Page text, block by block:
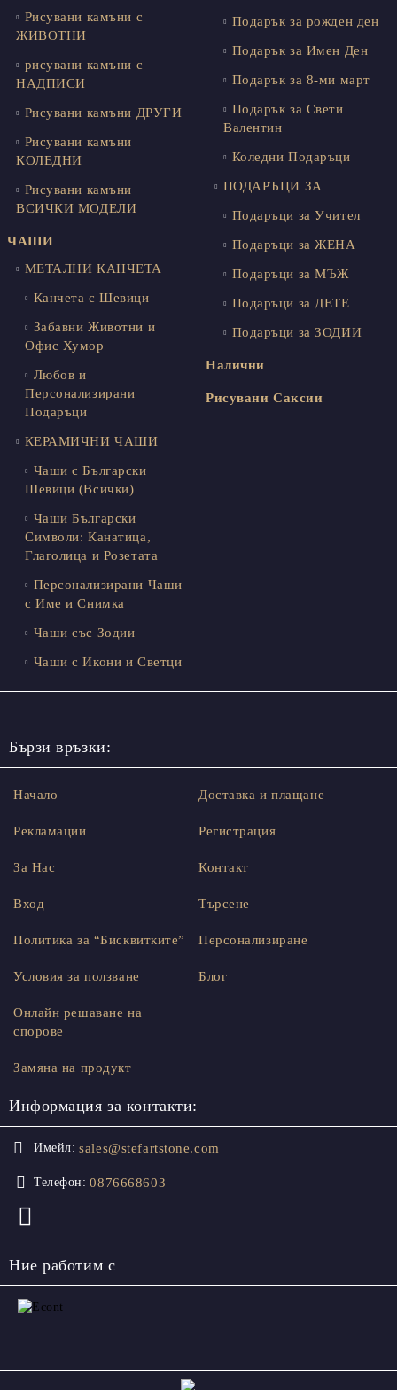
Рисувани камъни с
ЖИВОТНИ
рисувани камъни с
НАДПИСИ
Рисувани камъни ДРУГИ
Рисувани камъни
КОЛЕДНИ
Рисувани камъни
ВСИЧКИ МОДЕЛИ
ЧАШИ
МЕТАЛНИ КАНЧЕТА
Канчета с Шевици
Забавни Животни и
Офис Хумор
Любов и
Персонализирани
Подаръци
КЕРАМИЧНИ ЧАШИ
Чаши с Български
Шевици (Всички)
Чаши Български
Символи: Канатица,
Глаголица и Розетата
Персонализирани Чаши
с Име и Снимка
Чаши със Зодии
Чаши с Икони и Светци
Подарък за рожден ден
Подарък за Имен Ден
Подарък за 8-ми март
Подарък за Свети
Валентин
Коледни Подаръци
ПОДАРЪЦИ ЗА
Подаръци за Учител
Подаръци за ЖЕНА
Подаръци за МЪЖ
Подаръци за ДЕТЕ
Подаръци за ЗОДИИ
Налични
Рисувани Саксии
Бързи връзки:
Начало
Рекламации
За Нас
Вход
Доставка и плащане
Регистрация
Контакт
Търсене
Политика за “Бисквитките”
Условия за ползване
Онлайн решаване на
спорове
Замяна на продукт
Персонализиране
Блог
Информация за контакти:
Имейл: sales@stefartstone.com
Телефон: 0876668603
Ние работим с